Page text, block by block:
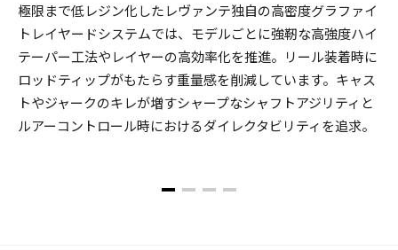
リール装着時の操作中にもたらす、ロッドブランクスの重量
感を希薄化してルアーの存在感を明確に浮かび上がらせる独
自のバランシングは、アングラーとルアーをリニアに繋ぐ
「ダイレクタビリティ」に貢献。長期間に及ぶ競技参戦に向
けて、リールシートをはじめ、グリッピングパーツ、ハンド
ルフォームなど、各モデルが推進するメソッドに徹底フィッ
感を徹底軽減化、勝利へと導く痛快なゲームを約束するため
極限まで低レジン化したレヴァンテ独自の高密度グラファイ
トレイヤードシステムでは、モデルごとに強靭な高強度ハイ
テーパー工法やレイヤーの高効率化を推進。リール装着時に
ロッドティップがもたらす重量感を削減しています。キャス
トやジャークのキレが増すシャープなシャフトアジリティと
ルアーコントロール時におけるダイレクタビリティを追求。